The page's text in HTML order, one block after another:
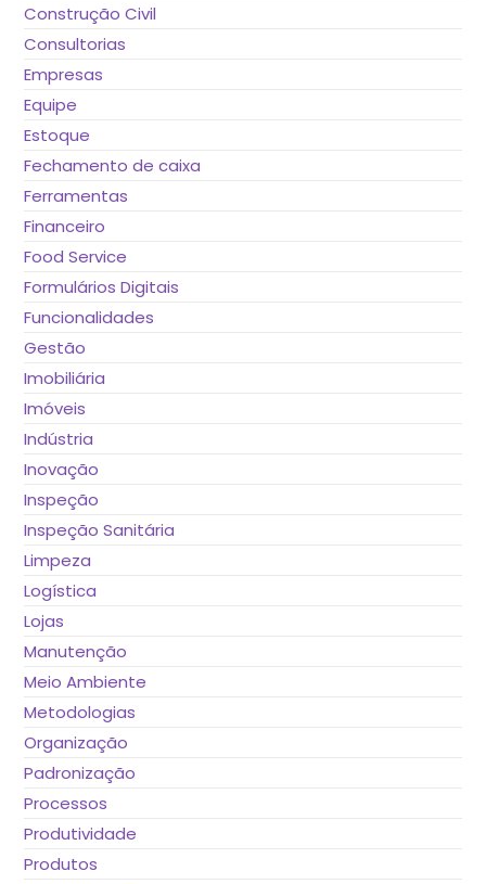
Construção Civil
Consultorias
Empresas
Equipe
Estoque
Fechamento de caixa
Ferramentas
Financeiro
Food Service
Formulários Digitais
Funcionalidades
Gestão
Imobiliária
Imóveis
Indústria
Inovação
Inspeção
Inspeção Sanitária
Limpeza
Logística
Lojas
Manutenção
Meio Ambiente
Metodologias
Organização
Padronização
Processos
Produtividade
Produtos